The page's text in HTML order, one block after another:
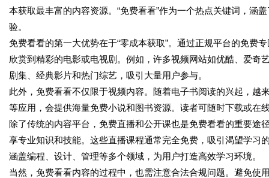
本获取最丰富的内容资源。“免费看看”作为一个热点关键词，涵
验。
免费看看的第一大优势在于“零成本获取”。通过正规平台的免费
欣赏到精彩的电影或电视剧。例如，许多视频网站如优酷、爱
剧集、经典影片和热门综艺，吸引大量用户参与。
此外，免费看看不仅限于视频内容。随着电子书阅读的兴起，
等应用，会提供海量免费小说和图书资源。读者可随时下载或在
除了传统的内容平台，免费直播和公开课也是免费看看的重要
享专业知识和技能。这些直播课程通常完全免费，吸引渴望学
涵盖编程、设计、管理等多个领域，为用户打造高效学习环境。
当然，免费看看内容的过程中，也需注意合法合规问题。避免